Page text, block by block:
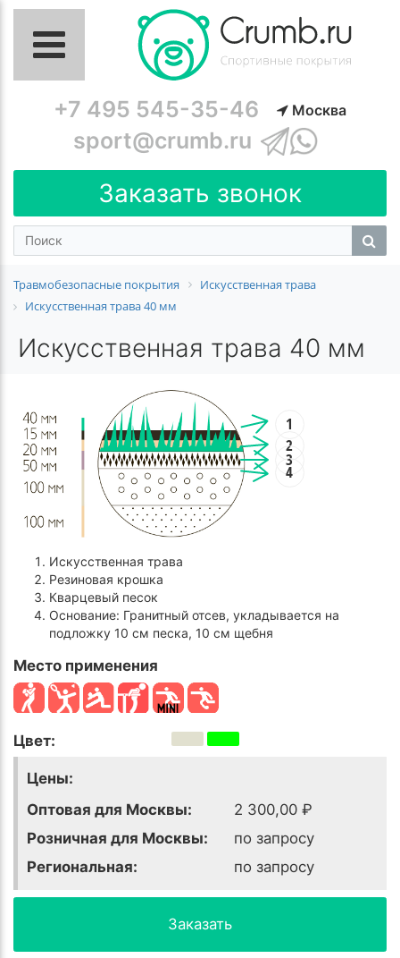
+7 495 545-35-46 Москва
sport@crumb.ru
Заказать звонок
Травмобезопасные покрытия
Искусственная трава
Искусственная трава 40 мм
Искусственная трава 40 мм
1
2
3
4
Искусственная трава
Резиновая крошка
Кварцевый песок
Основание: Гранитный отсев, укладывается на
подложку 10 см песка, 10 см щебня
Место применения
Цвет:
Цены:
Оптовая для Москвы:
2 300,00 ₽
Розничная для Москвы:
по запросу
Региональная:
по запросу
Заказать